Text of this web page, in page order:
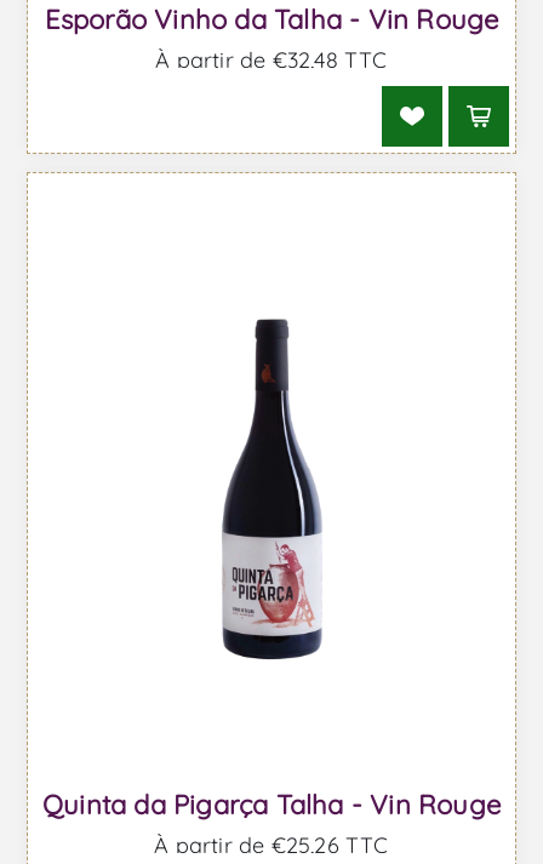
Esporão Vinho da Talha - Vin Rouge
À partir de €32,48 TTC
Quinta da Pigarça Talha - Vin Rouge
À partir de €25,26 TTC